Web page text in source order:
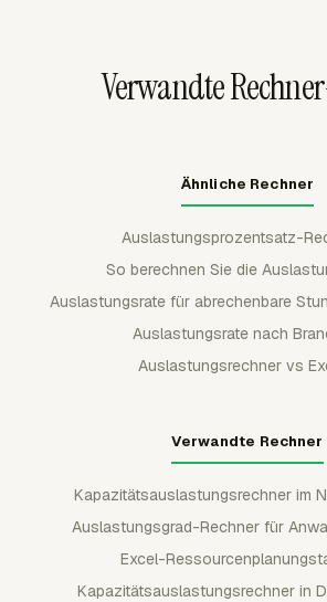
Verwandte
Ähnliche Rechner
Auslastungsprozentsatz-
So berechnen Sie die
Auslastungsrate für abrechenbare
Auslastungsrate nach
Auslastungsrechner vs
Verwandte Rechner
Kapazitätsauslastungsrechner im
Auslastungsgrad-Rechner für
Excel-
Kapazitätsauslastungsrechner in